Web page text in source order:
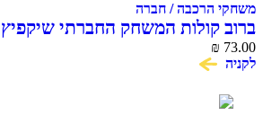
משחקי הרכבה / חברה
ברוב קולות המשחק החברתי
₪ 73.00
לקניה